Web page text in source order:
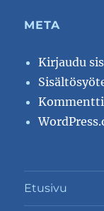
META
Kirjaudu
Etusivu